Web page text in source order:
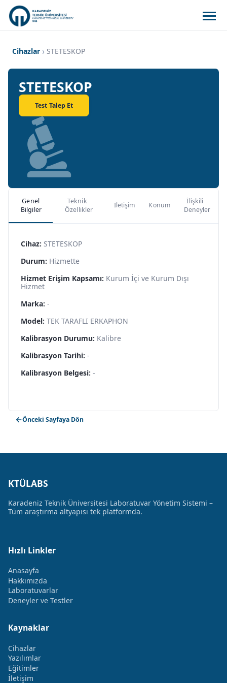
Cihazlar STETESKOP
STETESKOP
Test Talep Et
Genel
Bilgiler
Teknik
Özellikler
İletişim Konum
İlişkili
Deneyler
Cihaz: STETESKOP
Durum: Hizmette
Hizmet Erişim Kapsamı: Kurum İçi ve Kurum Dışı
Hizmet
Marka: -
Model: TEK TARAFLI ERKAPHON
Kalibrasyon Durumu: Kalibre
Kalibrasyon Tarihi: -
Kalibrasyon Belgesi: -
Önceki Sayfaya Dön
KTÜLABS
Karadeniz Teknik Üniversitesi Laboratuvar Yönetim Sistemi –
Tüm araştırma altyapısı tek platformda.
Hızlı Linkler
Anasayfa
Hakkımızda
Laboratuvarlar
Deneyler ve Testler
Kaynaklar
Cihazlar
Yazılımlar
Eğitimler
İletişim